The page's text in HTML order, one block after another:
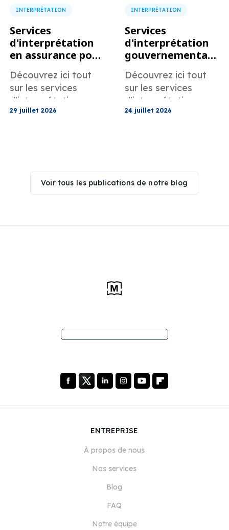
INTERPRÉTATION
Services
d'interprétation
en assurance pour
les réclamations
et le soutien à la
clientèle
Découvrez ici tout
sur les services
d'interprétation
d'assurance de
29 juillet 2026
INTERPRÉTATION
Services
d'interprétation
gouvernementau
x pour les
organismes
publics et les
programmes
communautaires
Découvrez ici tout
sur les services
d'interprétation
gouvernementaux
communautaires.
24 juillet 2026
Voir tous les publications de notre blog
ENTREPRISE
À propos de nous
Nos services
Blog
FAQ
Notre équipe